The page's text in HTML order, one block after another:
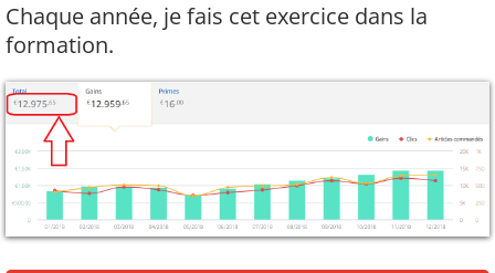
Chaque année, je fais cet exercice dans la
formation.